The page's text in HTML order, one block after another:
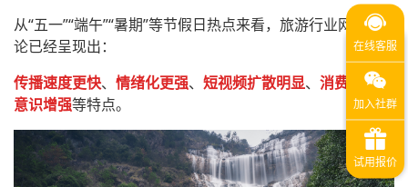
从“五一”“端午”“暑期”等节假日热点来看，旅游行业网络讨
论已经呈现出：
传播速度更快、 情绪化更强、 短视频扩散明显、 消费者维权
意识增强等特点。